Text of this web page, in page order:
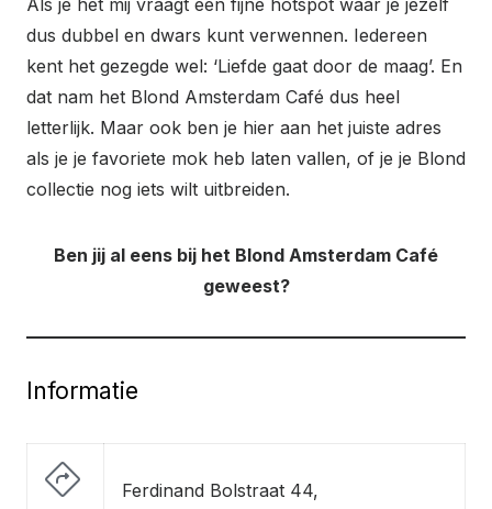
Als je het mij vraagt een fijne hotspot waar je jezelf
dus dubbel en dwars kunt verwennen. Iedereen
kent het gezegde wel: ‘Liefde gaat door de maag’. En
dat nam het Blond Amsterdam Café dus heel
letterlijk. Maar ook ben je hier aan het juiste adres
als je je favoriete mok heb laten vallen, of je je Blond
collectie nog iets wilt uitbreiden.
Ben jij al eens bij het Blond Amsterdam Café
geweest?
Informatie
Ferdinand Bolstraat 44,